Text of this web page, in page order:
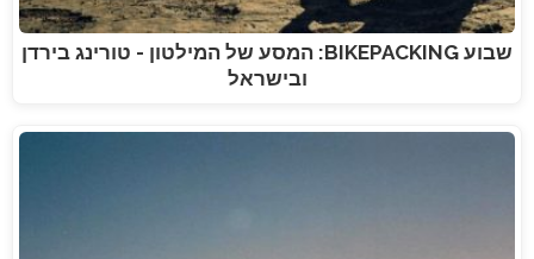
שבוע BIKEPACKING: המסע של המילטון - טורינג בירדן
ובישראל